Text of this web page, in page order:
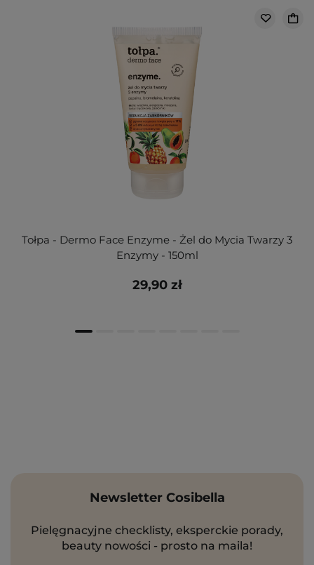
Tołpa - Dermo Face Enzyme - Żel do Mycia Twarzy 3
Enzymy - 150ml
29,90 zł
Newsletter Cosibella
Pielęgnacyjne checklisty, eksperckie porady,
beauty nowości - prosto na maila!